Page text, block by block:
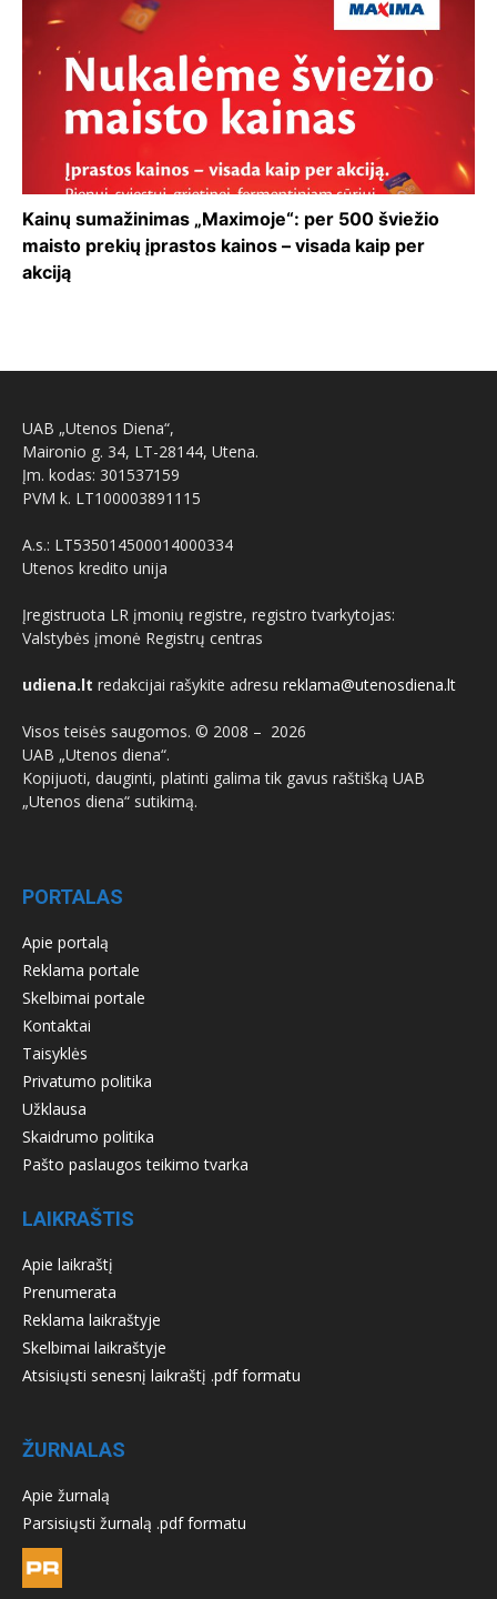
Kainų sumažinimas „Maximoje“: per 500 šviežio
maisto prekių įprastos kainos – visada kaip per
akciją
UAB „Utenos Diena“,
Maironio g. 34, LT-28144, Utena.
Įm. kodas: 301537159
PVM k. LT100003891115
A.s.: LT535014500014000334
Utenos kredito unija
Įregistruota LR įmonių registre, registro tvarkytojas:
Valstybės įmonė Registrų centras
udiena.lt redakcijai rašykite adresu reklama@utenosdiena.lt
Visos teisės saugomos. © 2008 – 2026
UAB „Utenos diena“.
Kopijuoti, dauginti, platinti galima tik gavus raštišką UAB
„Utenos diena“ sutikimą.
PORTALAS
Apie portalą
Reklama portale
Skelbimai portale
Kontaktai
Taisyklės
Privatumo politika
Užklausa
Skaidrumo politika
Pašto paslaugos teikimo tvarka
LAIKRAŠTIS
Apie laikraštį
Prenumerata
Reklama laikraštyje
Skelbimai laikraštyje
Atsisiųsti senesnį laikraštį .pdf formatu
ŽURNALAS
Apie žurnalą
Parsisiųsti žurnalą .pdf formatu